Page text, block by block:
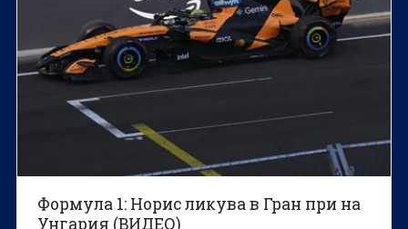
Формула 1: Норис ликува в Гран при на
Унгария (ВИДЕО)